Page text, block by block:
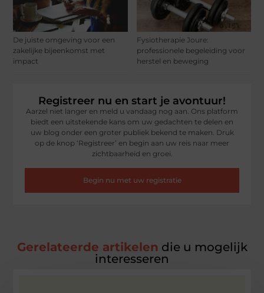
De juiste omgeving voor een
zakelijke bijeenkomst met
impact
Fysiotherapie Joure:
professionele begeleiding voor
herstel en beweging
Registreer nu en start je avontuur!
Aarzel niet langer en meld u vandaag nog aan. Ons platform
biedt een uitstekende kans om uw gedachten te delen en
uw blog onder een groter publiek bekend te maken. Druk
op de knop ‘Registreer’ en begin aan uw reis naar meer
zichtbaarheid en groei.
Begin nu met uw registratie
Gerelateerde artikelen die u mogelijk
interesseren